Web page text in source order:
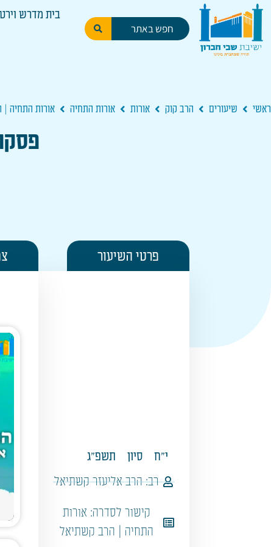
בית מדרש
ראשי שיעורים הרב קוק אורות אורות התחיה אורות התחיה
פרטי השיעור
י"ח סיון
תשפ"ג
רב: הרב אליעזר קשתיאל
קישור לסדרה: אורות
התחיה | הרב קשתיאל